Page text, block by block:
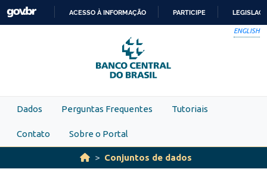
Skip to main content
PARA
O
CONTEÚDO
ACESSO À INFORMAÇÃO PARTICIPE
ENGLISH
Dados Perguntas Frequentes Tutoriais
Contato Sobre o Portal
Conjuntos de dados